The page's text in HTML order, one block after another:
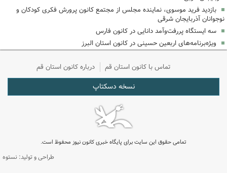
بازدید فرید موسوی، نماینده مجلس از مجتمع کانون پرورش فکری کودکان و
نوجوانان آذربایجان شرقی
سه ایستگاه پررفت‌وآمد دانایی در کانون فارس
ویژه‌برنامه‌های اربعین حسینی در کانون استان البرز
تماس با کانون استان قم درباره کانون استان قم
نسخه دسکتاپ
تمامی حقوق این سایت برای پایگاه خبری کانون نیوز محفوظ است.
طراحی و تولید: نستوه